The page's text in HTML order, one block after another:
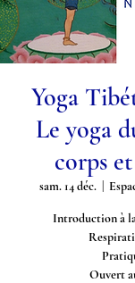
Yoga
Le yoga
corps
sam. 14 déc.
  |
Introduction à
Ouvert